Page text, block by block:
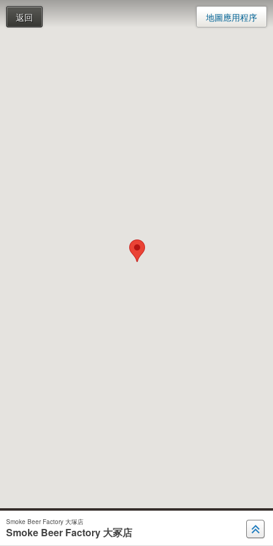
返回 地圖應用程序
Smoke Beer Factory 大塚店
Smoke Beer Factory 大冢店